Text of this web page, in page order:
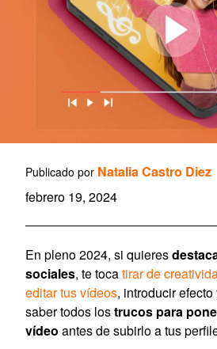
Publicado por Natalia Castro Diez
febrero 19, 2024
En pleno 2024, si quieres
sociales, te tocatirar de
editar tus vídeos, introducir
saber todos lostrucos para
vídeo antes de subirlo a tus